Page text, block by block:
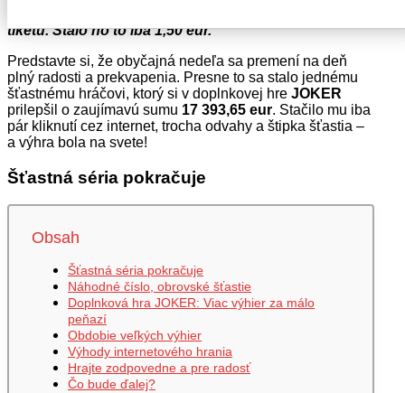
tiketu. Stálo ho to iba 1,50 eur.
Predstavte si, že obyčajná nedeľa sa premení na deň
plný radosti a prekvapenia. Presne to sa stalo jednému
šťastnému hráčovi, ktorý si v doplnkovej hre JOKER
prilepšil o zaujímavú sumu 17 393,65 eur. Stačilo mu iba
pár kliknutí cez internet, trocha odvahy a štipka šťastia –
a výhra bola na svete!
Šťastná séria pokračuje
Obsah
Šťastná séria pokračuje
Náhodné číslo, obrovské šťastie
Doplnková hra JOKER: Viac výhier za málo
peňazí
Obdobie veľkých výhier
Výhody internetového hrania
Hrajte zodpovedne a pre radosť
Čo bude ďalej?